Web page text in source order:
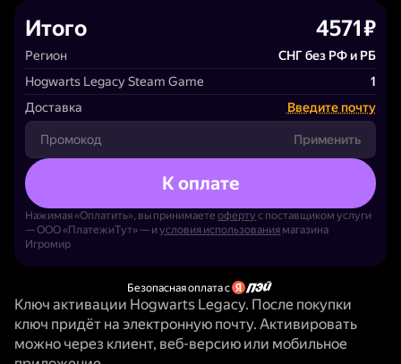
Итого 4571 ₽
Регион
СНГ без РФ и РБ
Hogwarts Legacy Steam Game
1
Доставка
Введите почту
Применить
К оплате
Нажимая «Оплатить», вы принимаетеоферту с поставщиком услуги
— ООО «ПлатежиТут» — иусловия использования магазина
Игромир
Безопасная оплата с
Ключ активации Hogwarts Legacy. После покупки
ключ придёт на электронную почту. Активировать
можно через клиент, веб-версию или мобильное